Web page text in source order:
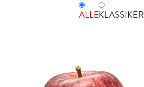
ALLEKLASSIKER